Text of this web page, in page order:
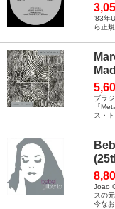
'83年
ら正
ブラ
『
ス・
Joao
スの
今な